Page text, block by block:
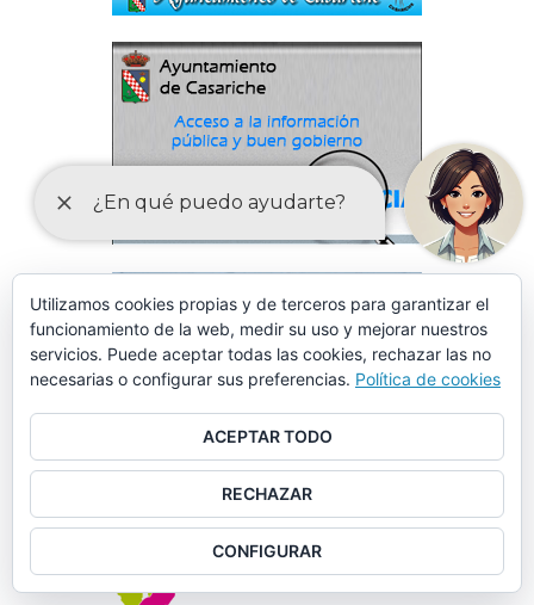
Utilizamos cookies propias y de terceros para garantizar el
funcionamiento de la web, medir su uso y mejorar nuestros
servicios. Puede aceptar todas las cookies, rechazar las no
necesarias o configurar sus preferencias. Política de cookies
ACEPTAR TODO
RECHAZAR
CONFIGURAR